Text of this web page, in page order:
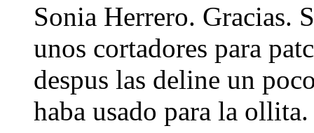
Sonia Herrero. Gracias.
unos cortadores para
despus las deline un
haba usado para la ollita.